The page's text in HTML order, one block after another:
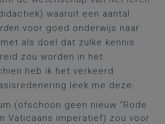
waaruit een aantal
voor goed onderwijs naar
als doel dat zulke kennis
zou worden in het
heb ik het verkeerd
leek me deze:
(ofschoon geen nieuw “Rode
Vaticaans imperatief) zou voor